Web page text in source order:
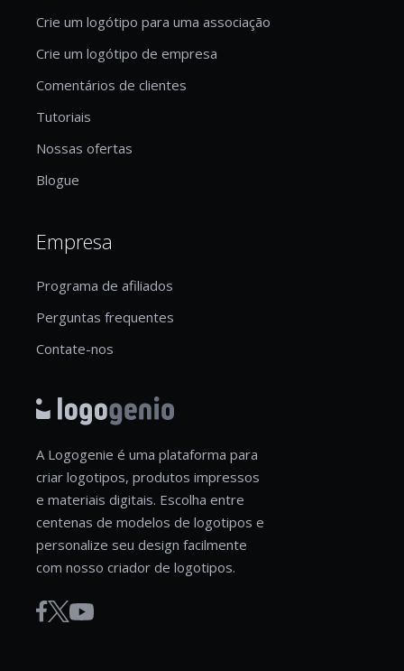
Crie um logótipo para uma associação
Crie um logótipo de empresa
Comentários de clientes
Tutoriais
Nossas ofertas
Blogue
Empresa
Programa de afiliados
Perguntas frequentes
Contate-nos
A Logogenie é uma plataforma para
criar logotipos, produtos impressos
e materiais digitais. Escolha entre
centenas de modelos de logotipos e
personalize seu design facilmente
com nosso criador de logotipos.